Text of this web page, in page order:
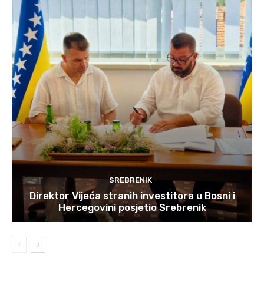
SREBRENIK
Direktor Vijeća stranih investitora u Bosni i
Hercegovini posjetio Srebrenik